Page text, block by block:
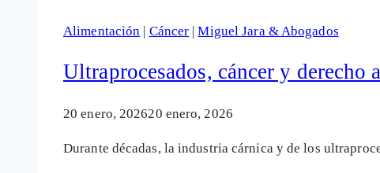
gas
del
petróleo
Alimentación | Cáncer |Miguel Jara & Abogados
Ultraprocesados, cáncer y derecho
20 enero, 202620 enero, 2026
Durante décadas, la industria cárnica y de los